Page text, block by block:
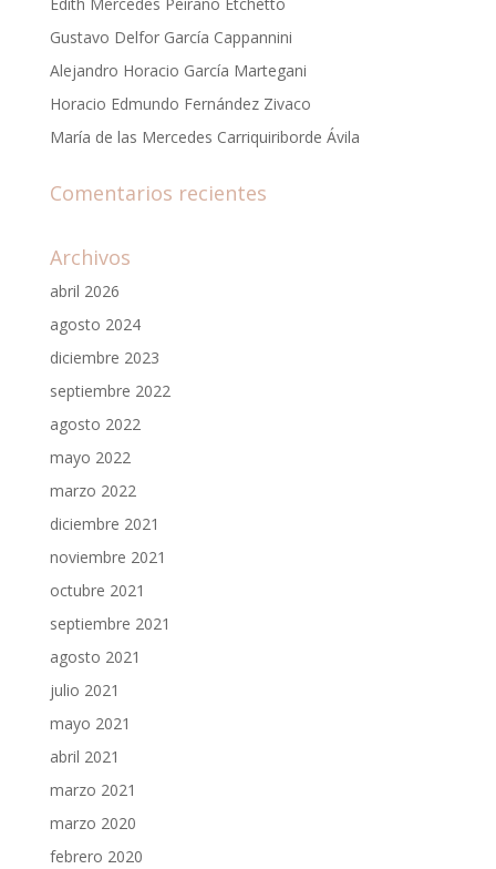
Gustavo Delfor García Cappannini
Alejandro Horacio García Martegani
Horacio Edmundo Fernández Zivaco
María de las Mercedes Carriquiriborde Ávila
Comentarios recientes
Archivos
abril 2026
agosto 2024
diciembre 2023
septiembre 2022
agosto 2022
mayo 2022
marzo 2022
diciembre 2021
noviembre 2021
octubre 2021
septiembre 2021
agosto 2021
julio 2021
mayo 2021
abril 2021
marzo 2021
marzo 2020
febrero 2020